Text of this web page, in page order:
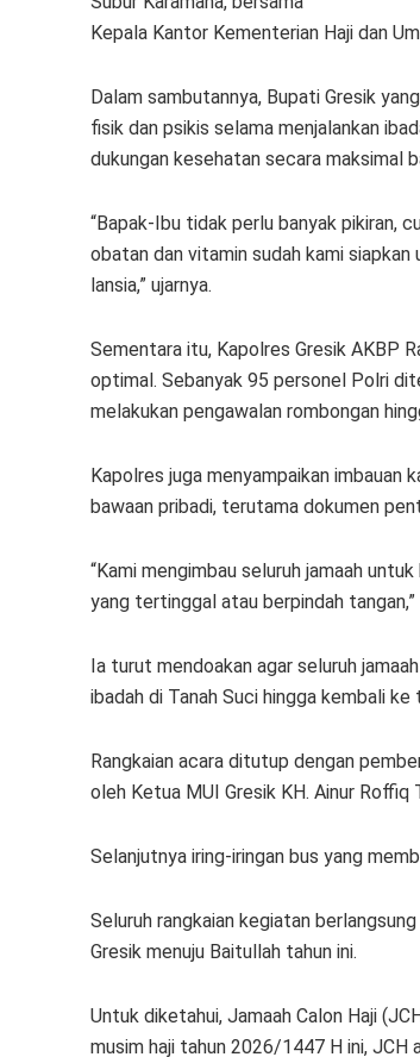
Kepala Kantor Kementerian Haji dan
Dalam sambutannya, Bupati Gresik
fisik dan psikis selama menjalankan
dukungan kesehatan secara maksimal
“Bapak-Ibu tidak perlu banyak pikiran,
obatan dan vitamin sudah kami
lansia,” ujarnya.
Sementara itu, Kapolres Gresik AKBP
optimal. Sebanyak 95 personel Polri
melakukan pengawalan rombongan
Kapolres juga menyampaikan imbauan
bawaan pribadi, terutama dokumen
“Kami mengimbau seluruh jamaah
yang tertinggal atau berpindah
Ia turut mendoakan agar seluruh
ibadah di Tanah Suci hingga kembali ke
Rangkaian acara ditutup dengan
oleh Ketua MUI Gresik KH. Ainur Roffiq
Selanjutnya iring-iringan bus yang
Seluruh rangkaian kegiatan
Gresik menuju Baitullah tahun ini.
Untuk diketahui, Jamaah Calon Haji
musim haji tahun 2026/1447 H ini, JCH